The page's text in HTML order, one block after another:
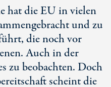
hat die EU in vielen
und zu
die noch vor
Auch in der
zu beobachten. Doch
scheint die